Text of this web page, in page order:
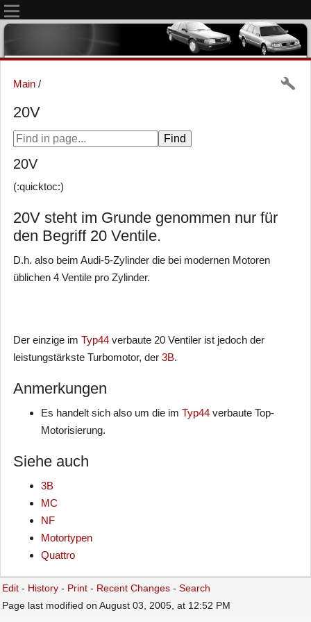
Main /
20V
20V
(:quicktoc:)
20V steht im Grunde genommen nur für
den Begriff 20 Ventile.
D.h. also beim Audi-5-Zylinder die bei modernen Motoren
üblichen 4 Ventile pro Zylinder.
Der einzige im Typ44 verbaute 20 Ventiler ist jedoch der
leistungstärkste Turbomotor, der 3B.
Anmerkungen
Es handelt sich also um die im Typ44 verbaute Top-
Motorisierung.
Siehe auch
3B
MC
NF
Motortypen
Quattro
Edit - History - Print - Recent Changes - Search
Page last modified on August 03, 2005, at 12:52 PM